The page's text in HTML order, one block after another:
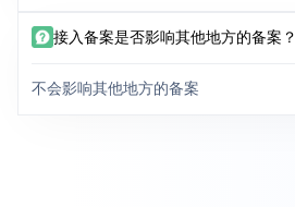
接入备案是否影响其他地方的备案？
不会影响其他地方的备案